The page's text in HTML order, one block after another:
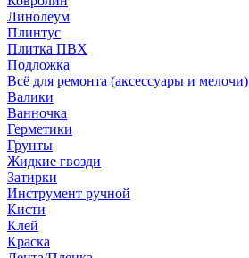
Линолеум
Плинтус
Плитка ПВХ
Подложка
Всё для ремонта (аксессуары и мелочи)
Валики
Ванночка
Герметики
Грунты
Жидкие гвозди
Затирки
Инструмент ручной
Кисти
Клей
Краска